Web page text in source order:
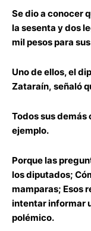
Se dio a conocer
la sesenta y dos
mil pesos para
Uno de ellos, el
Zataraín, señaló
Todos sus demás
ejemplo.
Porque las
los diputados;
mamparas; Esos
intentar informar
polémico.